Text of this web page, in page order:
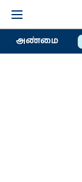
அண்மை